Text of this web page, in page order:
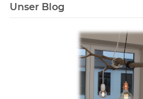
Unser Blog